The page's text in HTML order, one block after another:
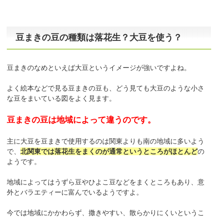
豆まきの豆の種類は落花生？大豆を使う？
豆まきのなめといえば大豆というイメージが強いですよね。
よく絵本などで見る豆まきの豆も、どう見ても大豆のような小さ
な豆をまいている図をよく見ます。
豆まきの豆は地域によって違うのです。
主に大豆を豆まきで使用するのは関東よりも南の地域に多いよう
で、北関東では落花生をまくのが通常というところがほとんどの
ようです。
地域によってはうずら豆やひよこ豆などをまくところもあり、意
外とバラエティーに富んでいるようですよ。
今では地域にかかわらず、撒きやすい、散らかりにくいというこ